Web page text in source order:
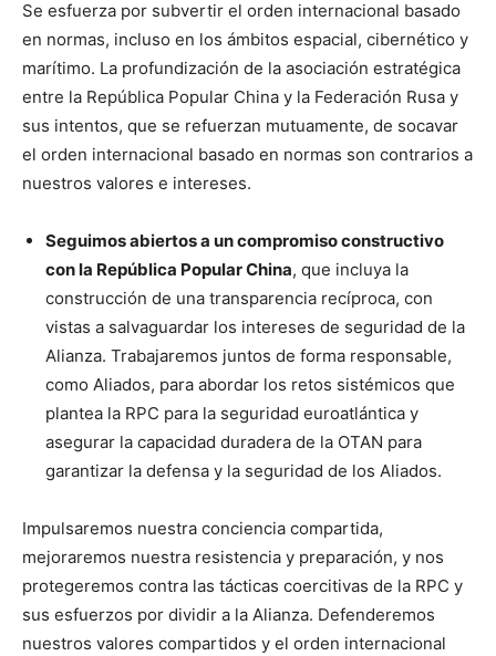
Se esfuerza por subvertir el orden internacional basado
en normas, incluso en los ámbitos espacial, cibernético y
marítimo. La profundización de la asociación estratégica
entre la República Popular China y la Federación Rusa y
sus intentos, que se refuerzan mutuamente, de socavar
el orden internacional basado en normas son contrarios a
nuestros valores e intereses.
Seguimos abiertos a un compromiso constructivo
con la República Popular China, que incluya la
construcción de una transparencia recíproca, con
vistas a salvaguardar los intereses de seguridad de la
Alianza. Trabajaremos juntos de forma responsable,
como Aliados, para abordar los retos sistémicos que
plantea la RPC para la seguridad euroatlántica y
asegurar la capacidad duradera de la OTAN para
garantizar la defensa y la seguridad de los Aliados.
Impulsaremos nuestra conciencia compartida,
mejoraremos nuestra resistencia y preparación, y nos
protegeremos contra las tácticas coercitivas de la RPC y
sus esfuerzos por dividir a la Alianza. Defenderemos
nuestros valores compartidos y el orden internacional